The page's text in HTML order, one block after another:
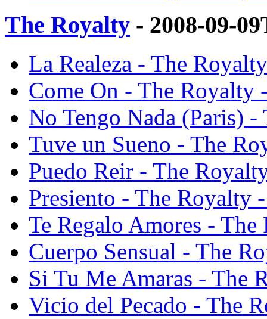
The Royalty - 2008-09-
La Realeza - The
Come On - The
No Tengo Nada (Paris)
Tuve un Sueno - The
Puedo Reir - The
Presiento - The
Te Regalo Amores -
Cuerpo Sensual - The
Si Tu Me Amaras -
Vicio del Pecado - The